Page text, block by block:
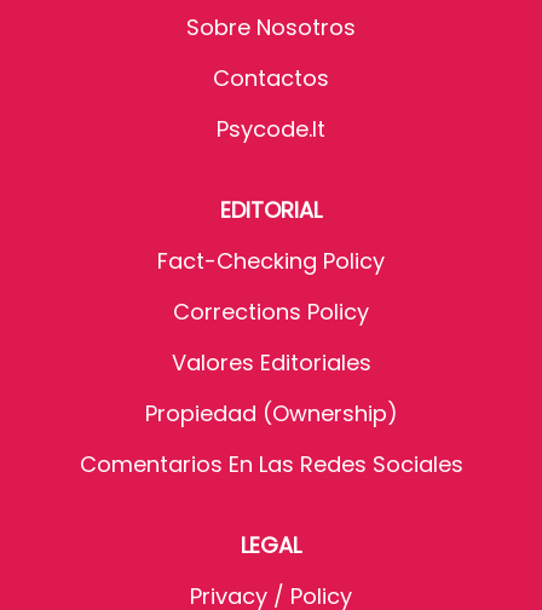
Sobre Nosotros
Contactos
Psycode.it
EDITORIAL
Fact-Checking Policy
Corrections Policy
Valores Editoriales
Propiedad (Ownership)
Comentarios En Las Redes Sociales
LEGAL
Privacy / Policy